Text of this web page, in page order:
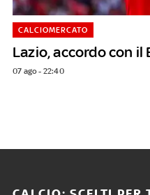
Lazio, accordo con il
CALCIOMERCATO
07 ago - 22:40